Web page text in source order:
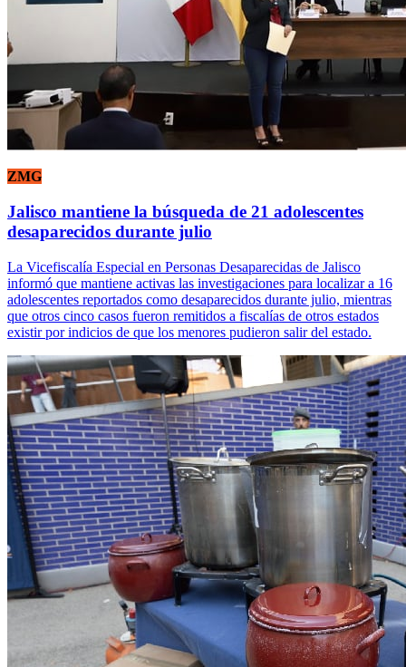
ZMG
Jalisco mantiene la búsqueda de 21 adolescentes
desaparecidos durante julio
La Vicefiscalía Especial en Personas Desaparecidas de Jalisco
informó que mantiene activas las investigaciones para localizar a 16
adolescentes reportados como desaparecidos durante julio, mientras
que otros cinco casos fueron remitidos a fiscalías de otros estados
existir por indicios de que los menores pudieron salir del estado.